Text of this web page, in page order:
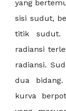
yang
sisi sudut,
titik sudut.
radiansi
radiansi.
dua
kurva